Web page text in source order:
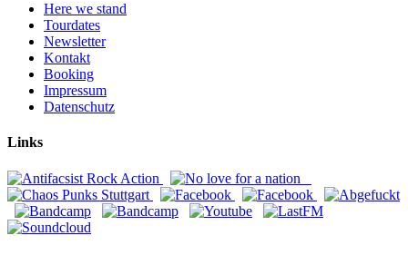
Here we stand
Tourdates
Newsletter
Kontakt
Booking
Impressum
Datenschutz
Links